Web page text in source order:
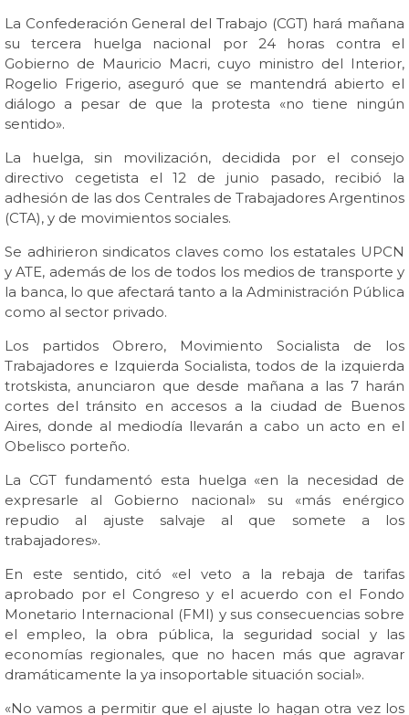
La Confederación General del Trabajo (CGT) hará mañana
su tercera huelga nacional por 24 horas contra el
Gobierno de Mauricio Macri, cuyo ministro del Interior,
Rogelio Frigerio, aseguró que se mantendrá abierto el
diálogo a pesar de que la protesta «no tiene ningún
sentido».
La huelga, sin movilización, decidida por el consejo
directivo cegetista el 12 de junio pasado, recibió la
adhesión de las dos Centrales de Trabajadores Argentinos
(CTA), y de movimientos sociales.
Se adhirieron sindicatos claves como los estatales UPCN
y ATE, además de los de todos los medios de transporte y
la banca, lo que afectará tanto a la Administración Pública
como al sector privado.
Los partidos Obrero, Movimiento Socialista de los
Trabajadores e Izquierda Socialista, todos de la izquierda
trotskista, anunciaron que desde mañana a las 7 harán
cortes del tránsito en accesos a la ciudad de Buenos
Aires, donde al mediodía llevarán a cabo un acto en el
Obelisco porteño.
La CGT fundamentó esta huelga «en la necesidad de
expresarle al Gobierno nacional» su «más enérgico
repudio al ajuste salvaje al que somete a los
trabajadores».
En este sentido, citó «el veto a la rebaja de tarifas
aprobado por el Congreso y el acuerdo con el Fondo
Monetario Internacional (FMI) y sus consecuencias sobre
el empleo, la obra pública, la seguridad social y las
economías regionales, que no hacen más que agravar
dramáticamente la ya insoportable situación social».
«No vamos a permitir que el ajuste lo hagan otra vez los